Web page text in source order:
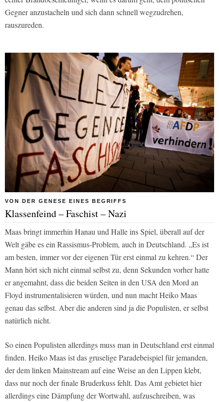
Gegner anzustacheln und sich dann schnell wegzudrehen,
rauszureden.
VON DER GENESE EINES BEGRIFFS
Klassenfeind – Faschist – Nazi
Maas bringt immerhin Hanau und Halle ins Spiel, überall auf der
Welt gäbe es ein Rassismus-Problem, auch in Deutschland. „Es ist
am besten, immer vor der eigenen Tür erst einmal zu kehren.“ Der
Mann hört sich nicht einmal selbst zu, denn Sekunden vorher hatte
er angemahnt, dass die beiden Seiten in den USA den Mord an
Floyd instrumentalisieren würden, und nun macht Heiko Maas
genau das selbst. Aber die anderen sind ja die Populisten, er selbst
natürlich nicht.
So einen Populisten allerdings muss man in Deutschland erst einmal
finden. Heiko Maas ist das gruselige Paradebeispiel für jemanden,
der dem linken Mainstream auf eine Weise an den Lippen klebt,
dass nur noch der finale Bruderkuss fehlt. Das Amt gebietet hier
allerdings eine Dämpfung der Wortwahl, aufzuschreiben, was